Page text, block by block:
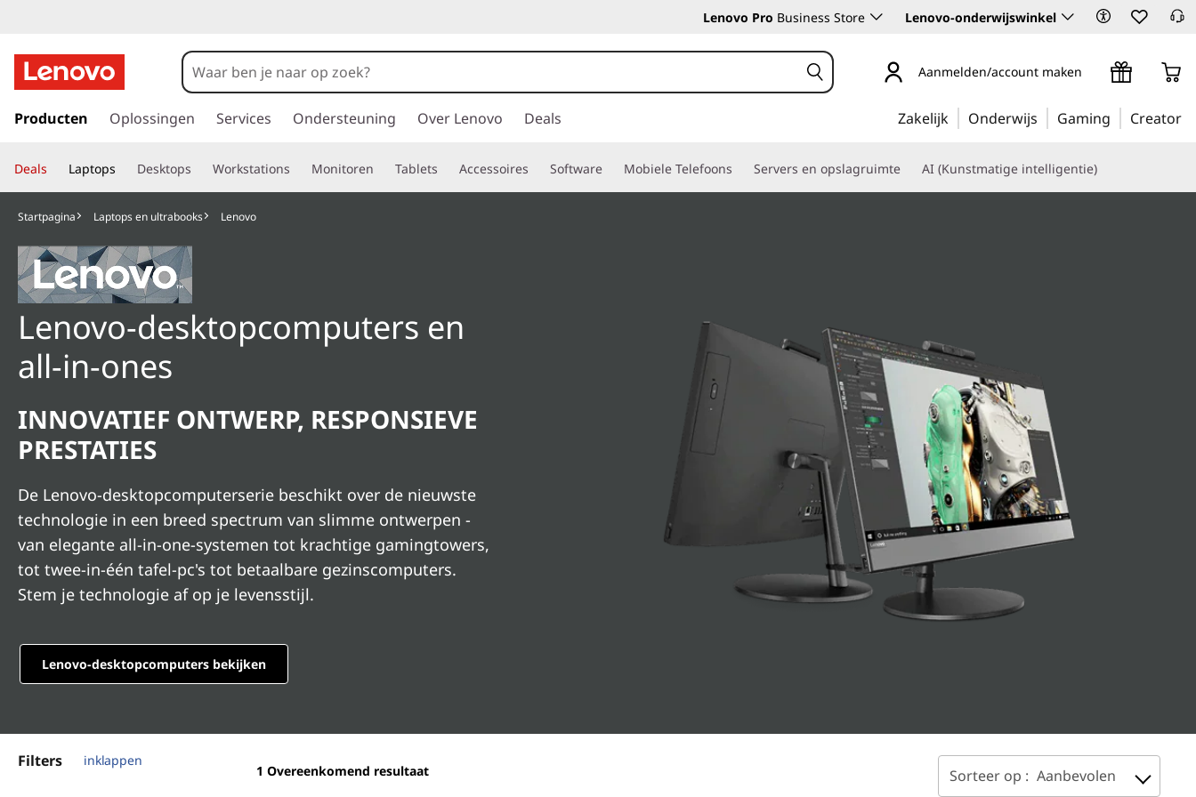
e
n
o
v
D
&
A
i
Lenovo Pro Business Store Lenovo-onderwijswinkel
a
a
r
d
h
o
o
n
o
u
Aanmelden/account maken
Producten Oplossingen Services Ondersteuning Over Lenovo Deals Zakelijk Onderwijs Gaming Creator
Deals Laptops Desktops Workstations Monitoren Tablets Accessoires Software Mobiele Telefoons Servers en opslagruimte AI (Kunstmatige intelligentie)
Startpagina Laptops en ultrabooks Lenovo
Lenovo-desktopcomputers en
all-in-ones
INNOVATIEF ONTWERP, RESPONSIEVE
PRESTATIES
De Lenovo-desktopcomputerserie beschikt over de nieuwste
technologie in een breed spectrum van slimme ontwerpen -
van elegante all-in-one-systemen tot krachtige gamingtowers,
tot twee-in-één tafel-pc's tot betaalbare gezinscomputers.
Stem je technologie af op je levensstijl.
Lenovo-desktopcomputers bekijken
Filters inklappen
1 Overeenkomend resultaat Sorteer op : Aanbevolen